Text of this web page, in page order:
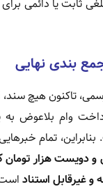
ثابت یا دائمی
بندی نهایی
تاکنون هیچ سند،
وام بلاعوض به
بنابراین، تمام
و دویست هزار
و غیرقابل استناد